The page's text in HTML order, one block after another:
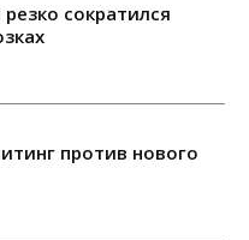
сократился
против нового